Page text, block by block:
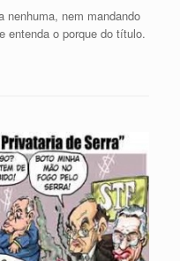
nenhuma, nem mandando
entenda o porque do título.